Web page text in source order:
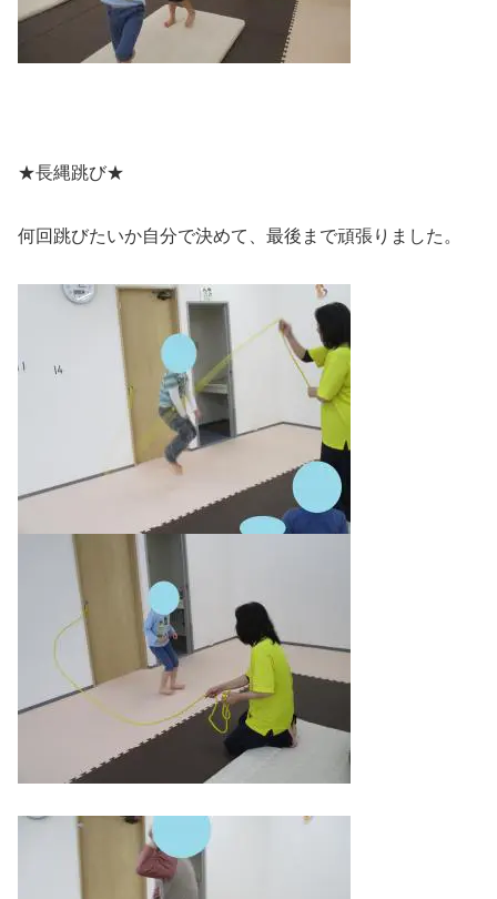
★長縄跳び★
何回跳びたいか自分で決めて、最後まで頑張りました。